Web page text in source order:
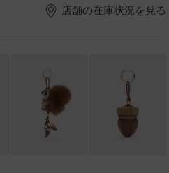
店舗の在庫状況を見る